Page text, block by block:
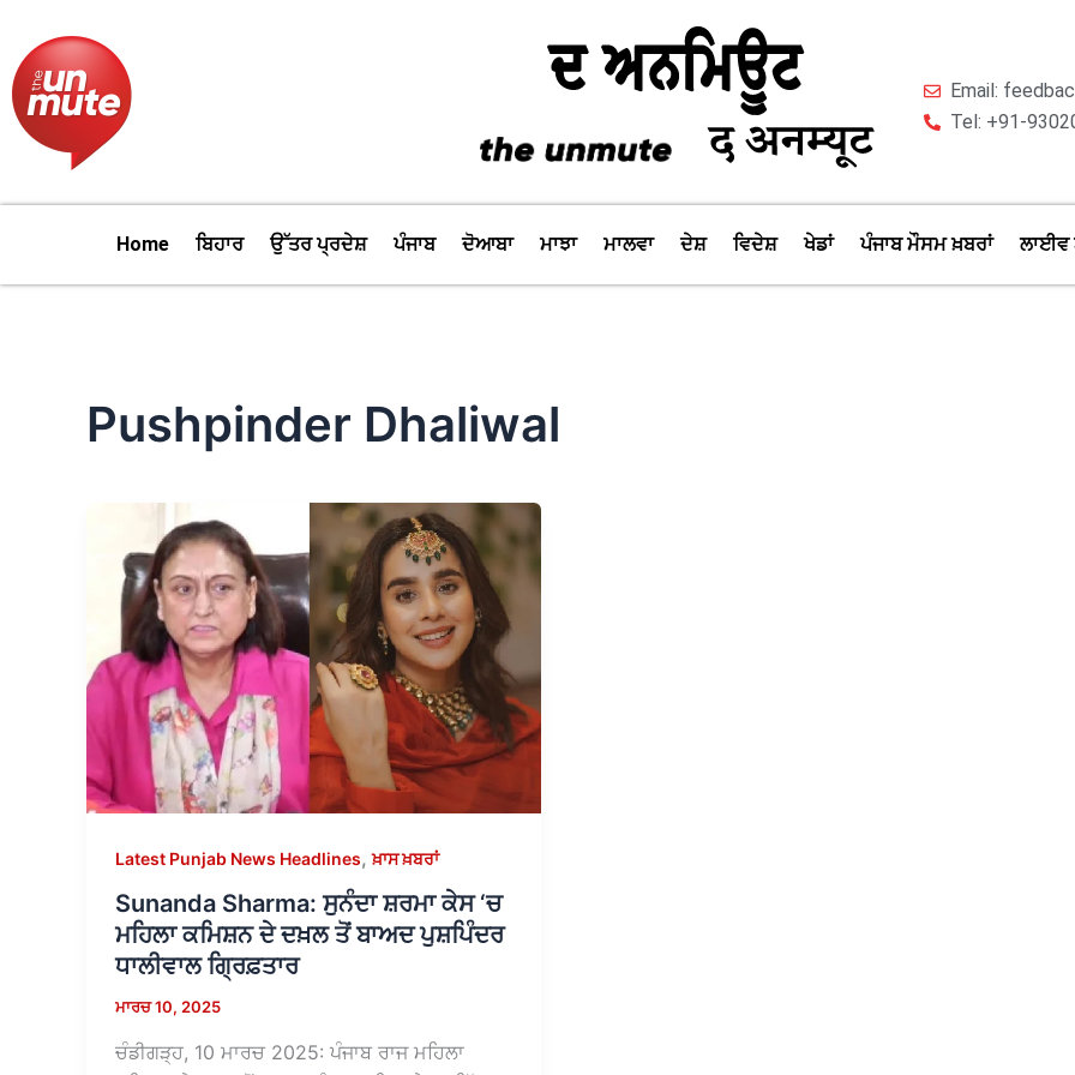
content
Email:
Tel: +91-
Home ਬਿਹਾਰ ਉੱਤਰ ਪ੍ਰਦੇਸ਼ ਪੰਜਾਬ ਦੋਆਬਾ ਮਾਝਾ ਮਾਲਵਾ ਦੇਸ਼ ਵਿਦੇਸ਼ ਖੇਡਾਂ ਪੰਜਾਬ ਮੌਸਮ ਖ਼ਬਰਾਂ ਲਾਈਵ
Pushpinder Dhaliwal
Latest Punjab News Headlines,ਖ਼ਾਸ ਖ਼ਬਰਾਂ
Sunanda Sharma: ਸੁਨੰਦਾ ਸ਼ਰਮਾ ਕੇਸ ‘ਚ
ਮਹਿਲਾ ਕਮਿਸ਼ਨ ਦੇ ਦਖ਼ਲ ਤੋਂ ਬਾਅਦ ਪੁਸ਼ਪਿੰਦਰ
ਧਾਲੀਵਾਲ ਗ੍ਰਿਫ਼ਤਾਰ
ਮਾਰਚ 10, 2025
ਚੰਡੀਗੜ੍ਹ, 10 ਮਾਰਚ 2025: ਪੰਜਾਬ ਰਾਜ ਮਹਿਲਾ